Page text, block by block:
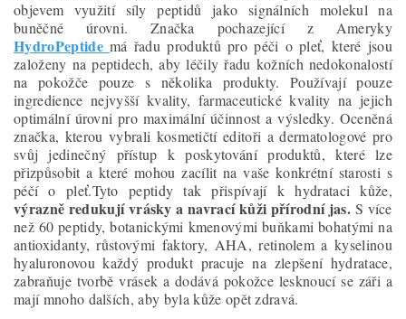
objevem využití síly peptidů jako signálních molekul na
buněčné úrovni. Značka pochazející z Ameryky
HydroPeptide má řadu produktů pro péči o pleť, které jsou
založeny na peptidech, aby léčily řadu kožních nedokonalostí
na pokožče pouze s několika produkty. Používají pouze
ingredience nejvyšší kvality, farmaceutické kvality na jejich
optimální úrovni pro maximální účinnost a výsledky. Oceněná
značka, kterou vybrali kosmetičtí editoři a dermatologové pro
svůj jedinečný přístup k poskytování produktů, které lze
přizpůsobit a které mohou zacílit na vaše konkrétní starosti s
péčí o pleť.Tyto peptidy tak přispívají k hydrataci kůže,
výrazně redukují vrásky a navrací kůži přírodní jas. S více
než 60 peptidy, botanickými kmenovými buňkami bohatými na
antioxidanty, růstovými faktory, AHA, retinolem a kyselinou
hyaluronovou každý produkt pracuje na zlepšení hydratace,
zabraňuje tvorbě vrásek a dodává pokožce lesknoucí se záři a
mají mnoho dalších, aby byla kůže opět zdravá.